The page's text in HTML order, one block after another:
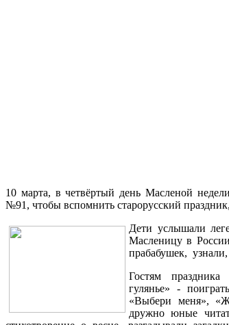
10 марта, в четвёртый день Масленой
№91, чтобы вспомнить старорусский праздник,
Дети услышали
Масленицу в
прабабушек,
Гостям
гулянье» -
«Выбери меня»,
дружно юные